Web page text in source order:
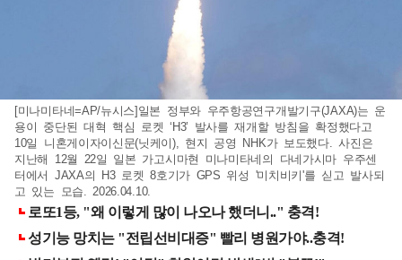
[미나미타네=AP/뉴시스]일본 정부와 우주항공연구개발기구(JAXA)는 운
용이 중단된 대혁 핵심 로켓 ‘H3’ 발사를 재개할 방침을 확정했다고
10일 니혼게이자이신문(닛케이), 현지 공영 NHK가 보도했다. 사진은
지난해 12월 22일 일본 가고시마현 미나미타네의 다네가시마 우주센
터에서 JAXA의 H3 로켓 8호기가 GPS 위성 '미치비키'를 싣고 발사되
고 있는 모습. 2026.04.10.